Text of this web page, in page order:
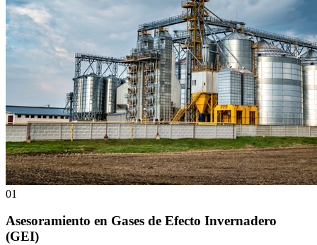
01
Asesoramiento en Gases de Efecto Invernadero
(GEI)